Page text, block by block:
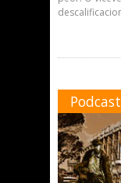
Podcast